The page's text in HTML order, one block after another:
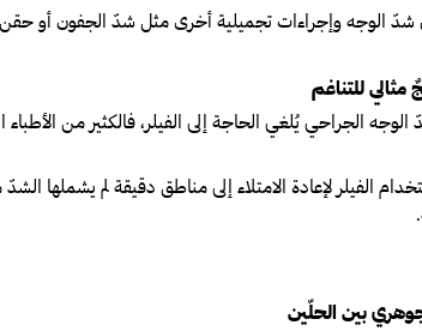
شدّ الوجه وإجراءات تجميلية أخرى مثل شدّ الجفون أو حقن
مثالي للتناغم
الجراحي يُلغي الحاجة إلى الفيلر، فالكثير من
الفيلر لإعادة الامتلاء إلى مناطق دقيقة لم يشملها
بين الحلّين